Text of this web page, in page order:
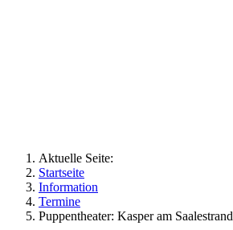
Aktuelle Seite:
Startseite
Information
Termine
Puppentheater: Kasper am Saalestrand